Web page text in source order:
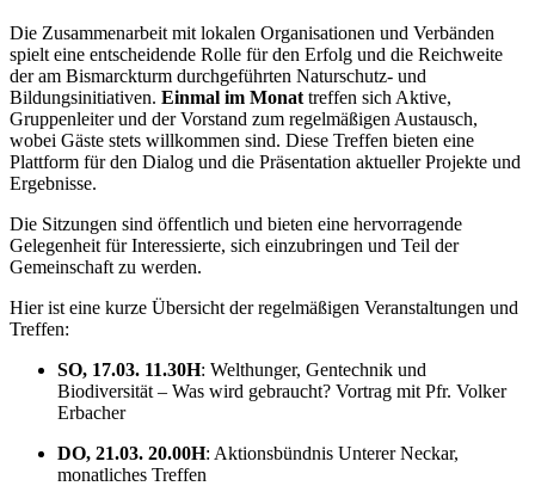
Die Zusammenarbeit mit lokalen Organisationen und Verbänden
spielt eine entscheidende Rolle für den Erfolg und die Reichweite
der am Bismarckturm durchgeführten Naturschutz- und
Bildungsinitiativen. Einmal im Monat treffen sich Aktive,
Gruppenleiter und der Vorstand zum regelmäßigen Austausch,
wobei Gäste stets willkommen sind. Diese Treffen bieten eine
Plattform für den Dialog und die Präsentation aktueller Projekte und
Ergebnisse.
Die Sitzungen sind öffentlich und bieten eine hervorragende
Gelegenheit für Interessierte, sich einzubringen und Teil der
Gemeinschaft zu werden.
Hier ist eine kurze Übersicht der regelmäßigen Veranstaltungen und
Treffen:
SO, 17.03. 11.30H: Welthunger, Gentechnik und
Biodiversität – Was wird gebraucht? Vortrag mit Pfr. Volker
Erbacher
DO, 21.03. 20.00H: Aktionsbündnis Unterer Neckar,
monatliches Treffen